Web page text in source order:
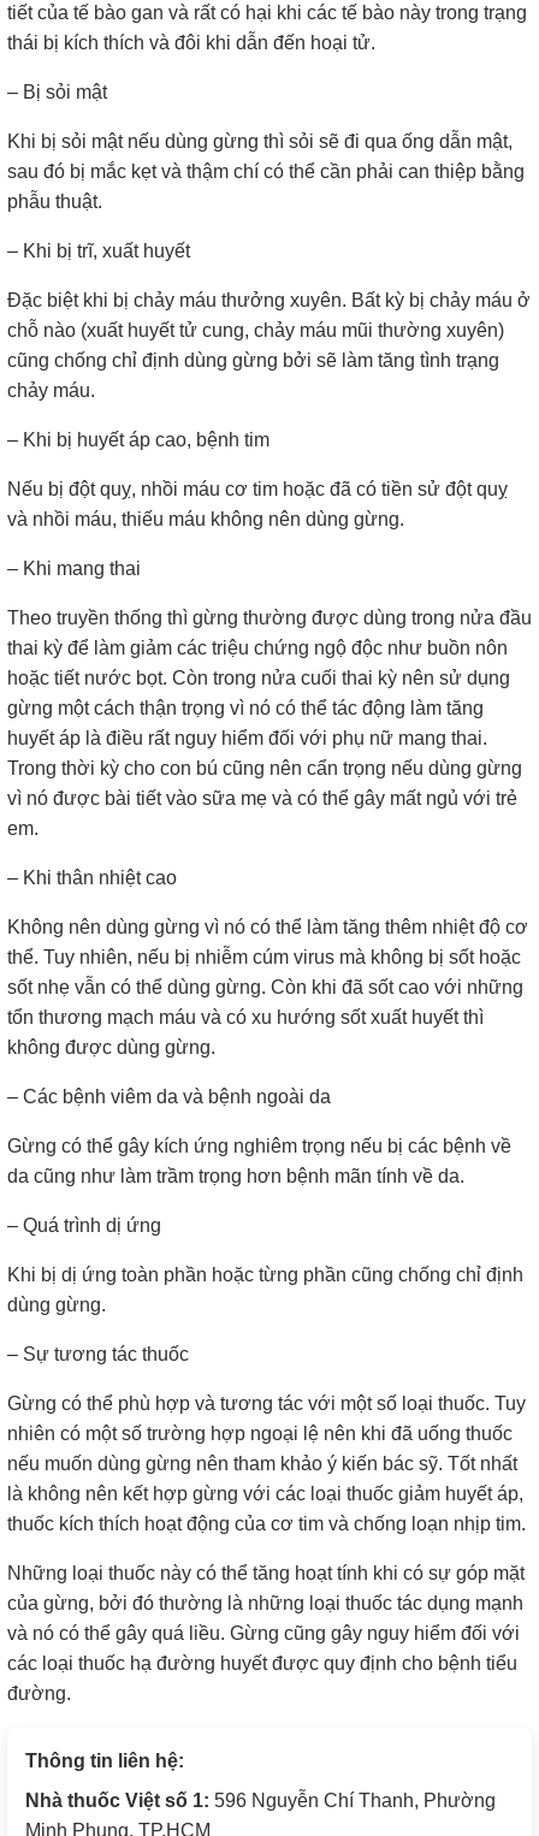
tiết của tế bào gan và rất có hại khi các tế bào này trong trạng
thái bị kích thích và đôi khi dẫn đến hoại tử.
– Bị sỏi mật
Khi bị sỏi mật nếu dùng gừng thì sỏi sẽ đi qua ống dẫn mật,
sau đó bị mắc kẹt và thậm chí có thể cần phải can thiệp bằng
phẫu thuật.
– Khi bị trĩ, xuất huyết
Đặc biệt khi bị chảy máu thưởng xuyên. Bất kỳ bị chảy máu ở
chỗ nào (xuất huyết tử cung, chảy máu mũi thường xuyên)
cũng chống chỉ định dùng gừng bởi sẽ làm tăng tình trạng
chảy máu.
– Khi bị huyết áp cao, bệnh tim
Nếu bị đột quỵ, nhồi máu cơ tim hoặc đã có tiền sử đột quỵ
và nhồi máu, thiếu máu không nên dùng gừng.
– Khi mang thai
Theo truyền thống thì gừng thường được dùng trong nửa đầu
thai kỳ để làm giảm các triệu chứng ngộ độc như buồn nôn
hoặc tiết nước bọt. Còn trong nửa cuối thai kỳ nên sử dụng
gừng một cách thận trọng vì nó có thể tác động làm tăng
huyết áp là điều rất nguy hiểm đối với phụ nữ mang thai.
Trong thời kỳ cho con bú cũng nên cẩn trọng nếu dùng gừng
vì nó được bài tiết vào sữa mẹ và có thể gây mất ngủ với trẻ
em.
– Khi thân nhiệt cao
Không nên dùng gừng vì nó có thể làm tăng thêm nhiệt độ cơ
thể. Tuy nhiên, nếu bị nhiễm cúm virus mà không bị sốt hoặc
sốt nhẹ vẫn có thể dùng gừng. Còn khi đã sốt cao với những
tổn thương mạch máu và có xu hướng sốt xuất huyết thì
không được dùng gừng.
– Các bệnh viêm da và bệnh ngoài da
Gừng có thể gây kích ứng nghiêm trọng nếu bị các bệnh về
da cũng như làm trầm trọng hơn bệnh mãn tính về da.
– Quá trình dị ứng
Khi bị dị ứng toàn phần hoặc từng phần cũng chống chỉ định
dùng gừng.
– Sự tương tác thuốc
Gừng có thể phù hợp và tương tác với một số loại thuốc. Tuy
nhiên có một số trường hợp ngoại lệ nên khi đã uống thuốc
nếu muốn dùng gừng nên tham khảo ý kiến bác sỹ. Tốt nhất
là không nên kết hợp gừng với các loại thuốc giảm huyết áp,
thuốc kích thích hoạt động của cơ tim và chống loạn nhịp tim.
Những loại thuốc này có thể tăng hoạt tính khi có sự góp mặt
của gừng, bởi đó thường là những loại thuốc tác dụng mạnh
và nó có thể gây quá liều. Gừng cũng gây nguy hiểm đối với
các loại thuốc hạ đường huyết được quy định cho bệnh tiểu
đường.
Thông tin liên hệ:
Nhà thuốc Việt số 1: 596 Nguyễn Chí Thanh, Phường
Minh Phụng, TP.HCM